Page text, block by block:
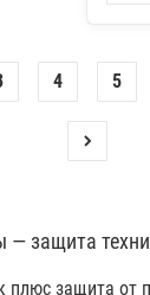
4 5
— защита
плюс защита от